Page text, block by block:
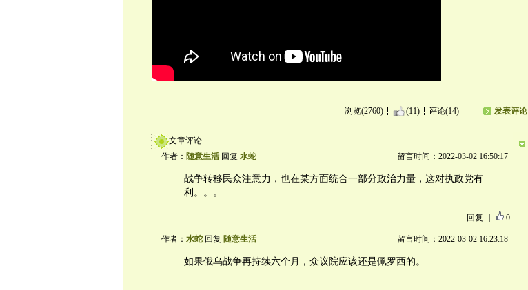
浏览(2760) (11) 评论(14) 发表评论
文章评论
作者： 随意生活回复 水蛇 留言时间：2022-03-02 16:50:17
战争转移民众注意力，也在某方面统合一部分政治力量，这对执政党有
利。。。
回复 0
作者： 水蛇回复 随意生活 留言时间：2022-03-02 16:23:18
如果俄乌战争再持续六个月，众议院应该还是佩罗西的。